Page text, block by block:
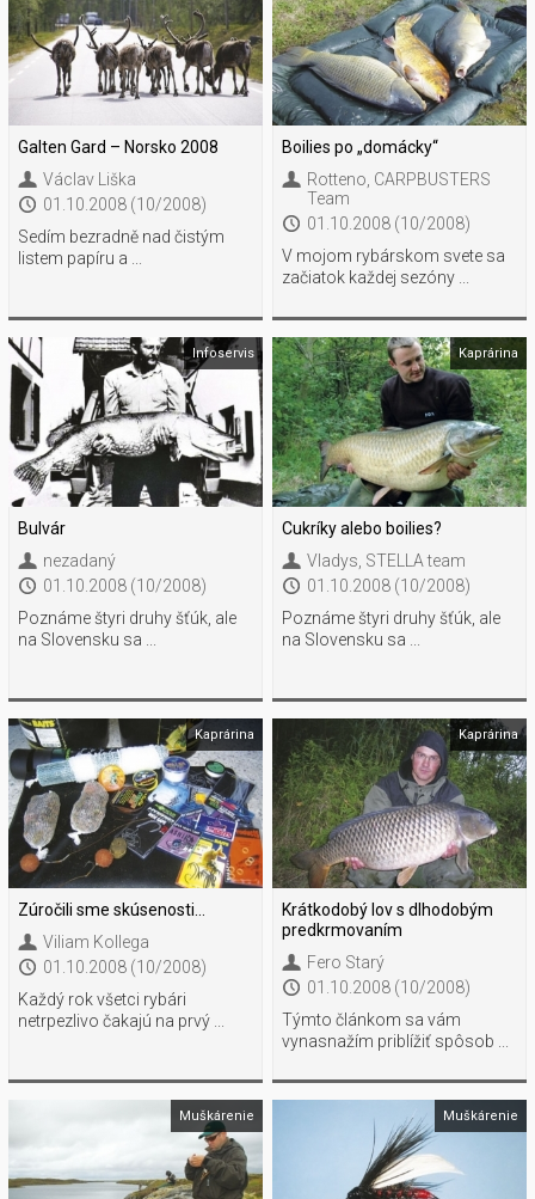
Galten Gard – Norsko 2008
Václav Liška
01.10.2008 (10/2008)
Sedím bezradně nad čistým
listem papíru a ...
Boilies po „domácky“
Rotteno, CARPBUSTERS
Team
01.10.2008 (10/2008)
V mojom rybárskom svete sa
začiatok každej sezóny ...
Infoservis
Bulvár
nezadaný
01.10.2008 (10/2008)
Poznáme štyri druhy šťúk, ale
na Slovensku sa ...
Kaprárina
Cukríky alebo boilies?
Vladys STELLA team
01.10.2008 (10/2008)
Poznáme štyri druhy šťúk, ale
na Slovensku sa ...
Kaprárina
Zúročili sme skúsenosti...
Viliam Kollega
01.10.2008 (10/2008)
Každý rok všetci rybári
netrpezlivo čakajú na prvý ...
Kaprárina
Krátkodobý lov s dlhodobým
predkrmovaním
Fero Starý
01.10.2008 (10/2008)
Týmto článkom sa vám
vynasnažím priblížiť spôsob ...
Muškárenie Muškárenie